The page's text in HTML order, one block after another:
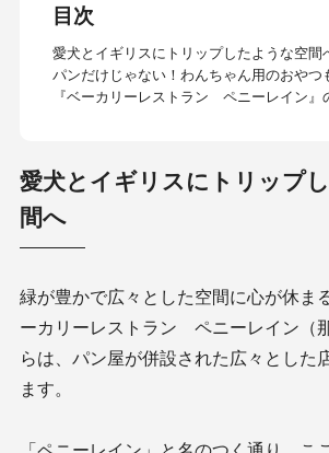
目次
愛犬とイギリスにトリップしたような空間
パンだけじゃない！わんちゃん用のおやつ
『ベーカリーレストラン ペニーレイン』
愛犬とイギリスにトリップ
間へ
緑が豊かで広々とした空間に心が休ま
ーカリーレストラン ペニーレイン（
らは、パン屋が併設された広々とした
ます。